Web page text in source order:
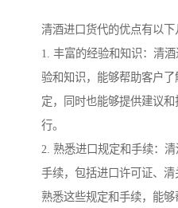
清酒进口货代的优点有以下
1. 丰富的经验和知识：清
验和知识，能够帮助客户
定，同时也能够提供建议
行。
2. 熟悉进口规定和手续：
手续，包括进口许可证、
熟悉这些规定和手续，能